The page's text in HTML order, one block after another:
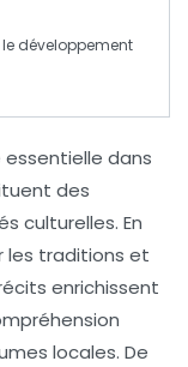
développement
dans
des
culturelles. En
les traditions et
enrichissent
locales. De